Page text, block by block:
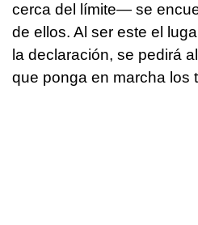
cerca del límite— se
de ellos. Al ser este el
la declaración, se pedirá
que ponga en marcha los